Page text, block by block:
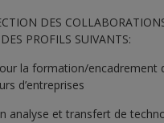
DES
PROFILS SUIVANTS:
la formation/encadrement
d’entreprises
analyse et transfert de